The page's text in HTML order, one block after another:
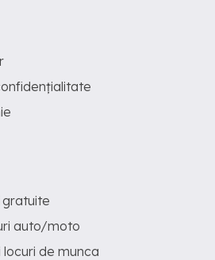
gratuite
auto/moto
locuri de munca